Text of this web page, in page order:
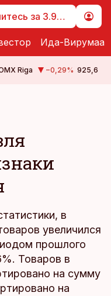
Подпишитесь за 3.99 €
Ида-Вирумаа
Riga −0,29% 925,6
в
увеличился
прошлого
Товаров в
на сумму
на